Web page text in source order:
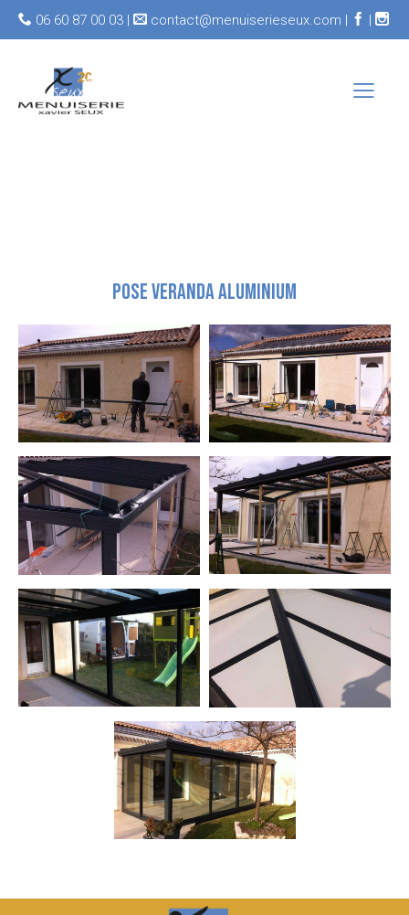
06 60 87 00 03 | contact@menuiserieseux.com | |
POSE VERANDA ALUMINIUM